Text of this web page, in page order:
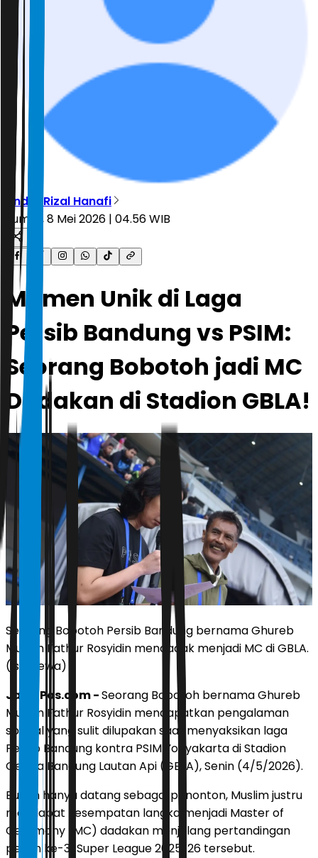
Andre Rizal Hanafi
Jumat, 8 Mei 2026 | 04.56 WIB
Momen Unik di Laga
Persib Bandung vs PSIM:
Seorang Bobotoh jadi MC
Dadakan di Stadion GBLA!
Seorang Bobotoh Persib Bandung bernama Ghureb
Muslim Fathur Rosyidin mendadak menjadi MC di GBLA.
(Istimewa)
JawaPos.com -Seorang Bobotoh bernama Ghureb
Muslim Fathur Rosyidin mendapatkan pengalaman
spesial yang sulit dilupakan saat menyaksikan laga
Persib Bandung kontra PSIM Yogyakarta di Stadion
Gelora Bandung Lautan Api (GBLA), Senin (4/5/2026).
Bukan hanya datang sebagai penonton, Muslim justru
mendapat kesempatan langka menjadi Master of
Ceremony (MC) dadakan menjelang pertandingan
pekan ke-31 Super League 2025/26 tersebut.